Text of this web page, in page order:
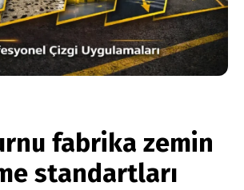
fabrika zemin
standartları